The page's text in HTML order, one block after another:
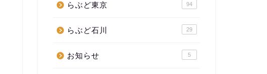
らぶど東京 94
らぶど石川 29
お知らせ 5